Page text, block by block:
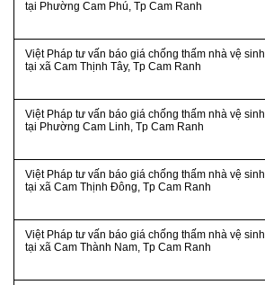
tại Phường Cam Phú, Tp Cam Ranh
Việt Pháp tư vấn báo giá chống thấm nhà vệ sinh
tại xã Cam Thịnh Tây, Tp Cam Ranh
Việt Pháp tư vấn báo giá chống thấm nhà vệ sinh
tại Phường Cam Linh, Tp Cam Ranh
Việt Pháp tư vấn báo giá chống thấm nhà vệ sinh
tại xã Cam Thịnh Đông, Tp Cam Ranh
Việt Pháp tư vấn báo giá chống thấm nhà vệ sinh
tại xã Cam Thành Nam, Tp Cam Ranh